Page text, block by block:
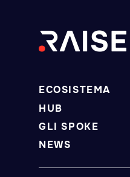
ECOSISTEMA
HUB
GLI SPOKE
NEWS